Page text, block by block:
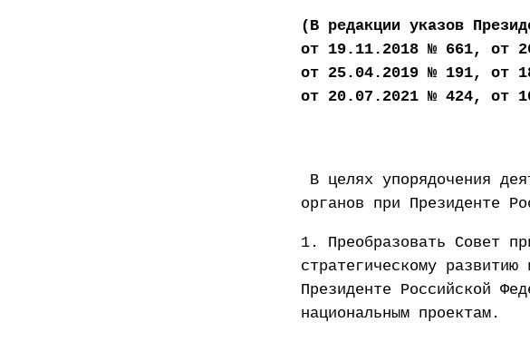
(В редакции указов
от 19.11.2018 № 661, от
от 25.04.2019 № 191, от
от 20.07.2021 № 424, от
В целях упорядочения
органов при Президенте
1. Преобразовать Совет
стратегическому
Президенте Российской
национальным проектам.